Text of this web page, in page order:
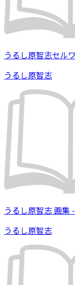
うるし原智志セル
うるし原智志
うるし原智志 画集
うるし原智志